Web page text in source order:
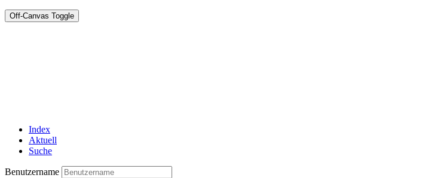
Off-Canvas Toggle
Index
Aktuell
Suche
Benutzername